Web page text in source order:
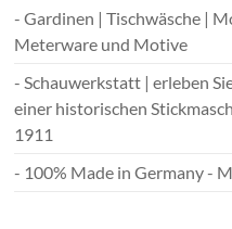
- Gardinen | Tischwäsche |
Meterware und Motive
- Schauwerkstatt | erleben
einer historischen
1911
- 100% Made in Germany -